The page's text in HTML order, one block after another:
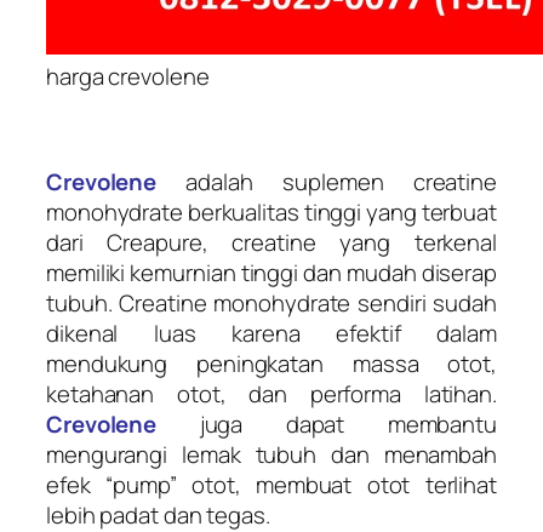
harga crevolene
Crevolene adalah suplemen creatine
monohydrate berkualitas tinggi yang terbuat
dari Creapure, creatine yang terkenal
memiliki kemurnian tinggi dan mudah diserap
tubuh. Creatine monohydrate sendiri sudah
dikenal luas karena efektif dalam
mendukung peningkatan massa otot,
ketahanan otot, dan performa latihan.
Crevolene juga dapat membantu
mengurangi lemak tubuh dan menambah
efek “pump” otot, membuat otot terlihat
lebih padat dan tegas.